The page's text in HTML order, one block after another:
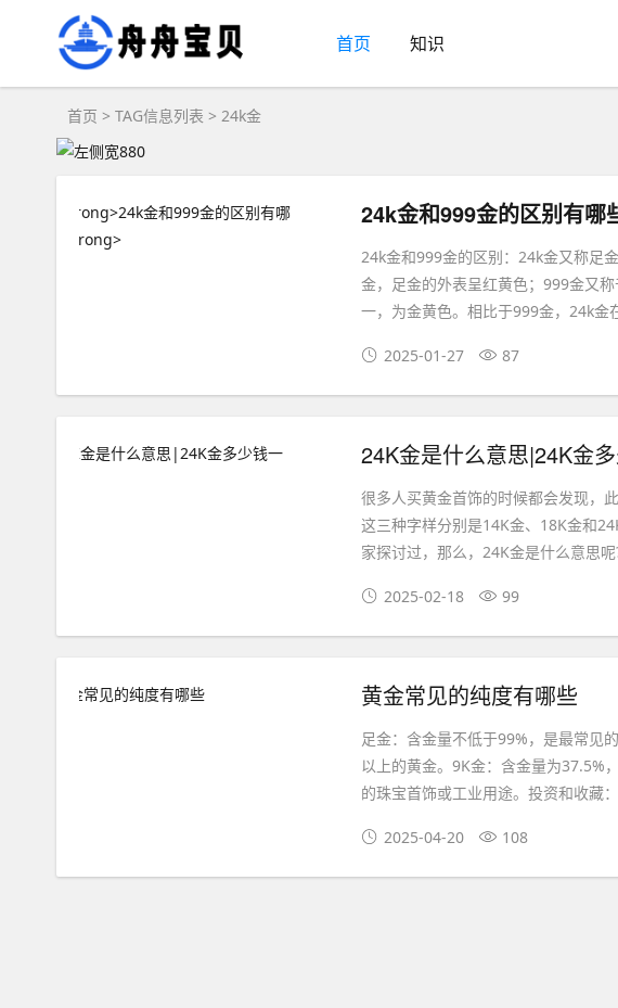
首页 知识
首页 > TAG信息列表 > 24k金
24k金和999金的区别有哪
24k金和999金的区别：24k金又称足
金，足金的外表呈红黄色；999金又
一，为金黄色。相比于999金，24k金
2025-01-27 87
24K金是什么意思|24K金
很多人买黄金首饰的时候都会发现，
这三种字样分别是14K金、18K金和
家探讨过，那么，24K金是什么意思
2025-02-18 99
黄金常见的纯度有哪些
足金‌：含金量不低于99%，是最常见
以上的黄金。‌9K金‌：含金量为37.5%
的珠宝首饰或工业用途。‌投资和收藏‌
2025-04-20 108